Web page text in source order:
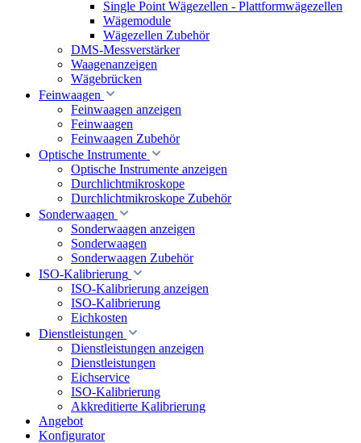
Single Point Wägezellen - Plattformwägezellen
Wägemodule
Wägezellen Zubehör
DMS-Messverstärker
Waagenanzeigen
Wägebrücken
Feinwaagen
Feinwaagen anzeigen
Feinwaagen
Feinwaagen Zubehör
Optische Instrumente
Optische Instrumente anzeigen
Durchlichtmikroskope
Durchlichtmikroskope Zubehör
Sonderwaagen
Sonderwaagen anzeigen
Sonderwaagen
Sonderwaagen Zubehör
ISO-Kalibrierung
ISO-Kalibrierung anzeigen
ISO-Kalibrierung
Eichkosten
Dienstleistungen
Dienstleistungen anzeigen
Dienstleistungen
Eichservice
ISO-Kalibrierung
Akkreditierte Kalibrierung
Angebot
Konfigurator